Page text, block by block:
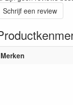
Schrijf een review
Merken